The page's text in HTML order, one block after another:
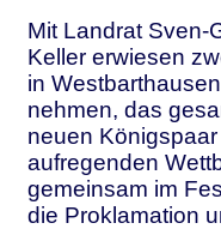
Mit Landrat Sven-
Keller erwiesen
in
nehmen, das
neuen
aufregenden
gemeinsam im
die Proklamation